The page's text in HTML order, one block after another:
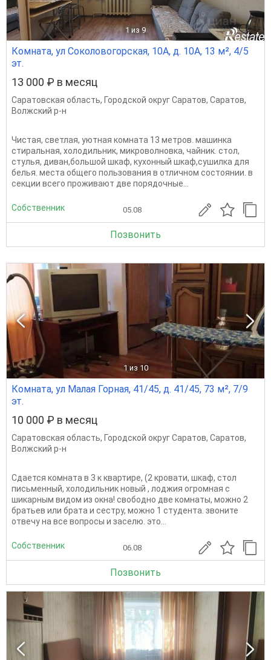
1 из 9
Комната, ул Соколовогорская, 10А, д. 10А, 13 м², 4/5
эт.
13 000 ₽ в месяц
Саратовская область, Городской округ Саратов, Саратов,
Волжский р-н
Чистая, светлая, уютная комната 13 метров. машинка
стиральная, холодильник, микроволновка, чайник. стол,
стулья, диван,большой шкаф, кухонный шкаф,сушилка для
белья. места общего пользования в отличном состоянии. в
секции всего проживают две порядочные...
Собственник 05.08
Позвонить
1 из 10
Комната, ул Малая Горная, 41/45, д. 41/45, 73 м², 7/9
эт.
10 000 ₽ в месяц
Саратовская область, Городской округ Саратов, Саратов,
Волжский р-н
Сдается комната в 3 к квартире, (2 кровати, шкаф, стол
письменный, холодильник новый , лоджия огромная с
шикарным видом из окна! свободно две комнаты, можно 2
братьев или брата и сестру, можно 1 студента. звоните
отвечу на все вопросы и заселю. это...
Собственник 06.08
Позвонить